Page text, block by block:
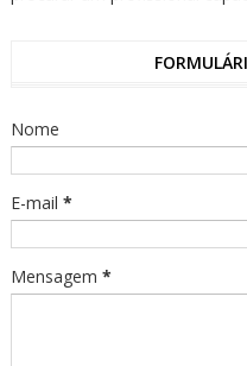
Nome
E-mail *
Mensagem *